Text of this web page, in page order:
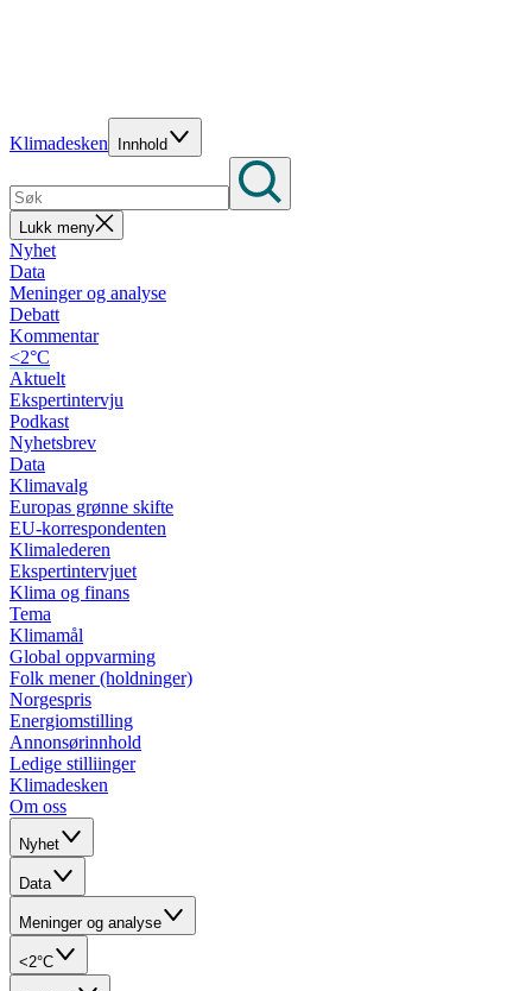
Klimadesken Innhold
Lukk meny
Nyhet
Data
Meninger og analyse
Debatt
Kommentar
<2°C
Aktuelt
Ekspertintervju
Podkast
Nyhetsbrev
Data
Klimavalg
Europas grønne skifte
EU-korrespondenten
Klimalederen
Ekspertintervjuet
Klima og finans
Tema
Klimamål
Global oppvarming
Folk mener (holdninger)
Norgespris
Energiomstilling
Annonsørinnhold
Ledige stilliinger
Klimadesken
Om oss
Nyhet
Data
Meninger og analyse
<2°C